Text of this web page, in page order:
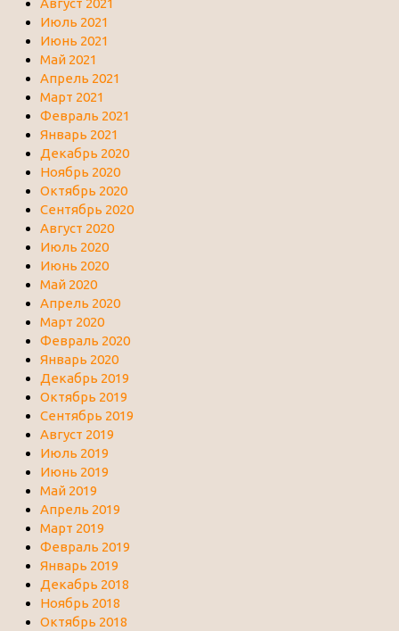
Август 2021
Июль 2021
Июнь 2021
Май 2021
Апрель 2021
Март 2021
Февраль 2021
Январь 2021
Декабрь 2020
Ноябрь 2020
Октябрь 2020
Сентябрь 2020
Август 2020
Июль 2020
Июнь 2020
Май 2020
Апрель 2020
Март 2020
Февраль 2020
Январь 2020
Декабрь 2019
Октябрь 2019
Сентябрь 2019
Август 2019
Июль 2019
Июнь 2019
Май 2019
Апрель 2019
Март 2019
Февраль 2019
Январь 2019
Декабрь 2018
Ноябрь 2018
Октябрь 2018